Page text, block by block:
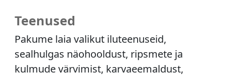
Teenused
Pakume laia valikut iluteenuseid,
sealhulgas näohooldust, ripsmete ja
kulmude värvimist, karvaeemaldust,